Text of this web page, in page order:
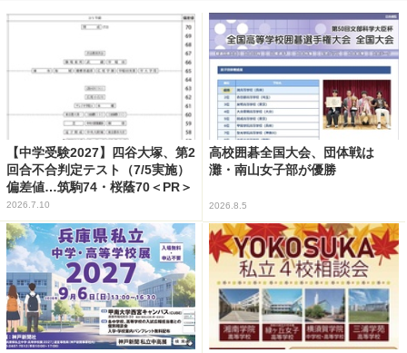
【中学受験2027】四谷大塚、第2
回合不合判定テスト（7/5実施）
偏差値…筑駒74・桜蔭70＜PR＞
2026.7.10
高校囲碁全国大会、団体戦は
灘・南山女子部が優勝
2026.8.5